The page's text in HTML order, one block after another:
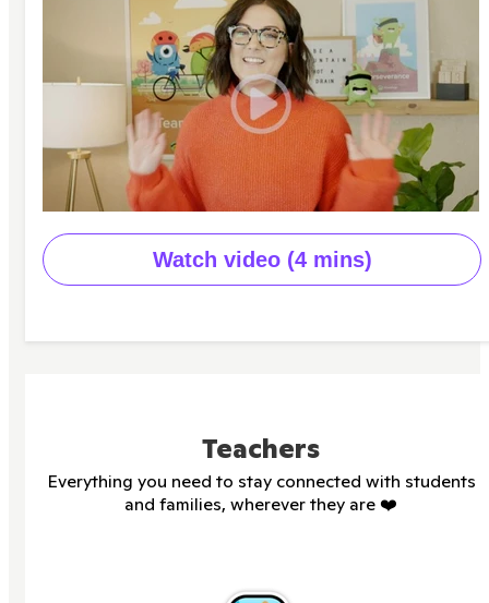
Watch video (4 mins)
Teachers
Everything you need to stay connected with students
and families, wherever they are ❤️